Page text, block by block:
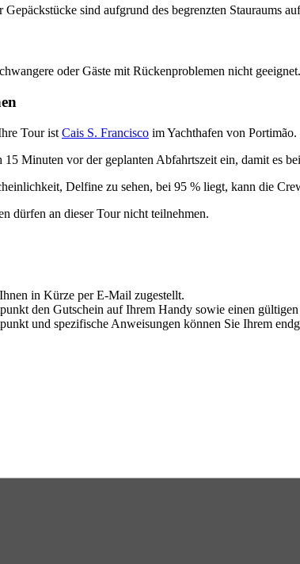
Gepäckstücke sind aufgrund des begrenzten Stauraums
oder Gäste mit Rückenproblemen nicht geeignet.
Tour ist Cais S. Francisco im Yachthafen von
Minuten vor der geplanten Abfahrtszeit ein, damit es
Delfine zu sehen, bei 95 % liegt, kann die
dürfen an dieser Tour nicht teilnehmen.
in Kürze per E-Mail zugestellt.
den Gutschein auf Ihrem Handy sowie einen
und spezifische Anweisungen können Sie Ihrem